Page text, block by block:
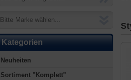
Bitte Marke wählen...
Kategorien
Neuheiten
Sortiment "Komplett"